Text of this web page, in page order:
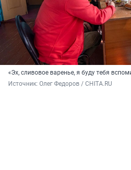
«Эх, сливовое варенье, я буду тебя
Источник: Олег Федоров / CHITA.RU